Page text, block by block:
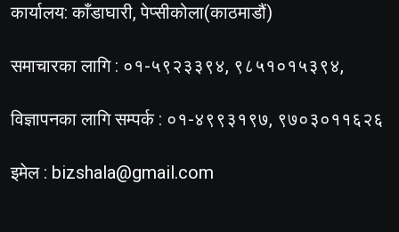
कार्यालय: काँडाघारी, पेप्सीकोला(काठमाडौं)
समाचारका लागि : ०१-५९२३३९४, ९८५१०१५३९४,
विज्ञापनका लागि सम्पर्क : ०१-४९९३१९७, ९७०३०११६२६
इमेल : bizshala@gmail.com